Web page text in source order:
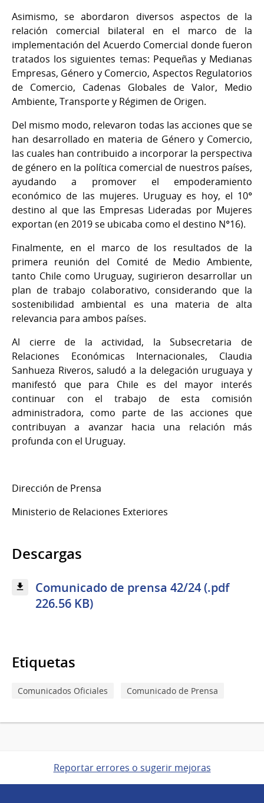
Asimismo, se abordaron diversos aspectos de la
relación comercial bilateral en el marco de la
implementación del Acuerdo Comercial donde fueron
tratados los siguientes temas: Pequeñas y Medianas
Empresas, Género y Comercio, Aspectos Regulatorios
de Comercio, Cadenas Globales de Valor, Medio
Ambiente, Transporte y Régimen de Origen.
Del mismo modo, relevaron todas las acciones que se
han desarrollado en materia de Género y Comercio,
las cuales han contribuido a incorporar la perspectiva
de género en la política comercial de nuestros países,
ayudando a promover el empoderamiento
económico de las mujeres. Uruguay es hoy, el 10°
destino al que las Empresas Lideradas por Mujeres
exportan (en 2019 se ubicaba como el destino N°16).
Finalmente, en el marco de los resultados de la
primera reunión del Comité de Medio Ambiente,
tanto Chile como Uruguay, sugirieron desarrollar un
plan de trabajo colaborativo, considerando que la
sostenibilidad ambiental es una materia de alta
relevancia para ambos países.
Al cierre de la actividad, la Subsecretaria de
Relaciones Económicas Internacionales, Claudia
Sanhueza Riveros, saludó a la delegación uruguaya y
manifestó que para Chile es del mayor interés
continuar con el trabajo de esta comisión
administradora, como parte de las acciones que
contribuyan a avanzar hacia una relación más
profunda con el Uruguay.
Dirección de Prensa
Ministerio de Relaciones Exteriores
Descargas
Comunicado de prensa 42/24 (.pdf
226.56 KB)
Etiquetas
Comunicados Oficiales Comunicado de Prensa
Reportar errores o sugerir mejoras